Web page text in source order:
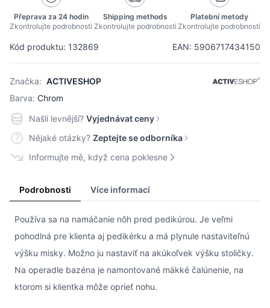
Kód produktu: 132869 EAN: 5906717434150
Značka: ACTIVESHOP
Barva: Chrom
Přeprava za 24 hodin
Zkontrolujte podrobnosti
Shipping methods
Zkontrolujte podrobnosti
Platební metody
Zkontrolujte podrobnosti
Našli levnější? Vyjednávat ceny
Nějaké otázky? Zeptejte se odborníka
Informujte mě, když cena poklesne
Podrobnosti Více informací
Používa sa na namáčanie nôh pred pedikúrou. Je veľmi
pohodlná pre klienta aj pedikérku a má plynule nastaviteľnú
výšku misky. Možno ju nastaviť na akúkoľvek výšku stoličky.
Na operadle bazéna je namontované mäkké čalúnenie, na
ktorom si klientka môže oprieť nohu.